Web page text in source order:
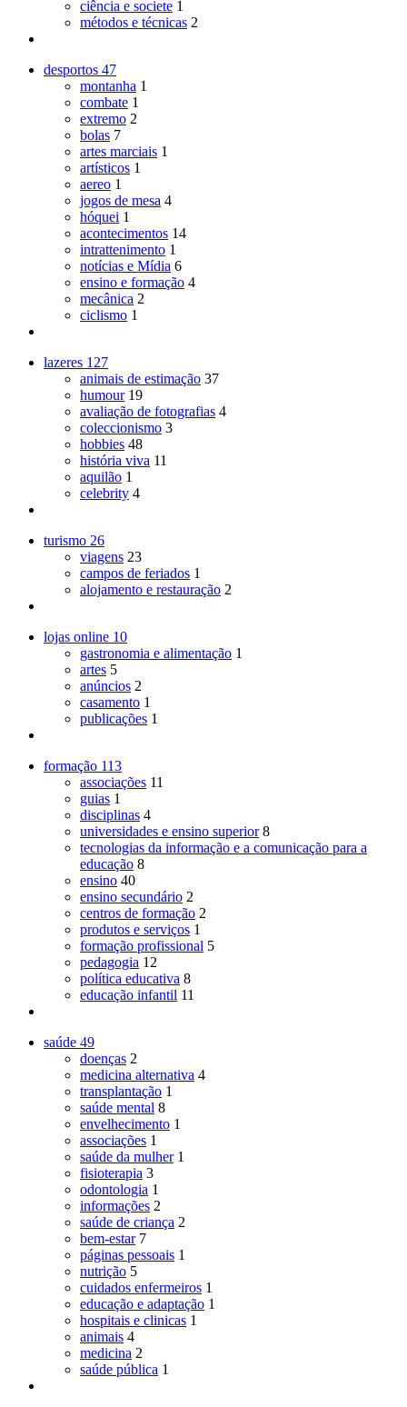
ciência e societe 1
métodos e técnicas 2
desportos 47
montanha 1
combate 1
extremo 2
bolas 7
artes marciais 1
artísticos 1
aereo 1
jogos de mesa 4
hóquei 1
acontecimentos 14
intrattenimento 1
notícias e Mídia 6
ensino e formação 4
mecânica 2
ciclismo 1
lazeres 127
animais de estimação 37
humour 19
avaliação de fotografias 4
coleccionismo 3
hobbies 48
história viva 11
aquilão 1
celebrity 4
turismo 26
viagens 23
campos de feriados 1
alojamento e restauração 2
lojas online 10
gastronomia e alimentação 1
artes 5
anúncios 2
casamento 1
publicações 1
formação 113
associações 11
guias 1
disciplinas 4
universidades e ensino superior 8
tecnologias da informação e a comunicação para a
educação 8
ensino 40
ensino secundário 2
centros de formação 2
produtos e serviços 1
formação profissional 5
pedagogia 12
política educativa 8
educação infantil 11
saúde 49
doenças 2
medicina alternativa 4
transplantação 1
saúde mental 8
envelhecimento 1
associações 1
saúde da mulher 1
fisioterapia 3
odontologia 1
informações 2
saúde de criança 2
bem-estar 7
páginas pessoais 1
nutrição 5
cuidados enfermeiros 1
educação e adaptação 1
hospitais e clinicas 1
animais 4
medicina 2
saúde pública 1